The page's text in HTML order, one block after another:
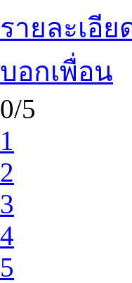
รายละเอีย
บอกเพื่อน
0/5
1
2
3
4
5